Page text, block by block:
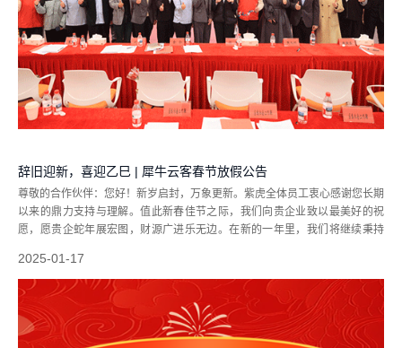
辞旧迎新，喜迎乙巳 | 犀牛云客春节放假公告
尊敬的合作伙伴：您好！新岁启封，万象更新。紫虎全体员工衷心感谢您长期
以来的鼎力支持与理解。值此新春佳节之际，我们向贵企业致以最美好的祝
愿，愿贵企蛇年展宏图，财源广进乐无边。在新的一年里，我们将继续秉持
新，优化服务流程，以更加饱满的热情...
2025-01-17